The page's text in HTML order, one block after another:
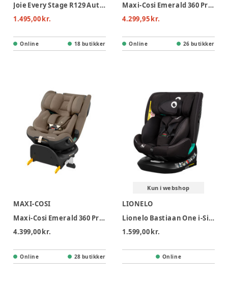
Joie Every Stage R129 Autostol - Shale
1.495,00 kr.
Online 18 butikker
Maxi-Cosi Emerald 360 Pro Autostol- Authentic Black
4.299,95 kr.
Online 26 butikker
MAXI-COSI
Maxi-Cosi Emerald 360 Pro Autostol - Authentic Truffle
4.399,00 kr.
Online 28 butikker
Kun i webshop
LIONELO
Lionelo Bastiaan One i-Size Autostol - Black Carbon
1.599,00 kr.
Online